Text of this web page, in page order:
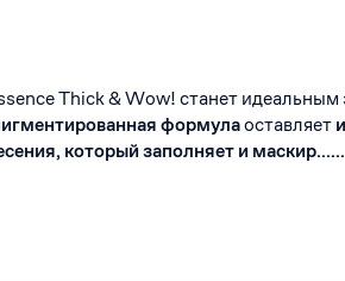
Thick & Wow! станет
формулаоставляет
который заполняет и маскир......